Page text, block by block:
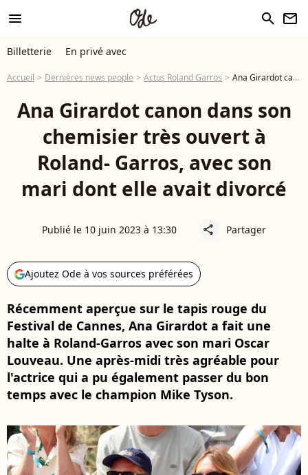
menu search newsletter
Billetterie En privé avec
Accueil Dernières news people Actus Roland Garros Ana Girardot canon dans son chemisier très ouvert à Roland- Garros, avec son mari dont elle avait divorcé
Ana Girardot canon dans son
chemisier très ouvert à
Roland- Garros, avec son
mari dont elle avait divorcé
Publié le 10 juin 2023 à 13:30 share Partager
Ajoutez Ode à vos sources préférées
Récemment aperçue sur le tapis rouge du
Festival de Cannes, Ana Girardot a fait une
halte à Roland-Garros avec son mari Oscar
Louveau. Une après-midi très agréable pour
l'actrice qui a pu également passer du bon
temps avec le champion Mike Tyson.